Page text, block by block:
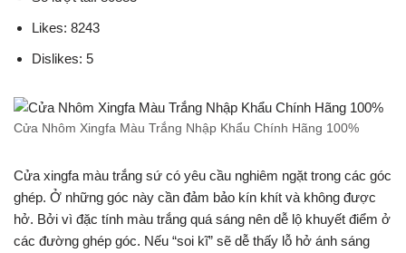
Likes: 8243
Dislikes: 5
Cửa Nhôm Xingfa Màu Trắng Nhập Khẩu Chính Hãng 100%
Cửa xingfa màu trắng sứ có yêu cầu nghiêm ngặt trong các góc
ghép. Ở những góc này cần đảm bảo kín khít và không được
hở. Bởi vì đặc tính màu trắng quá sáng nên dễ lộ khuyết điểm ở
các đường ghép góc. Nếu “soi kĩ” sẽ dễ thấy lỗ hở ánh sáng